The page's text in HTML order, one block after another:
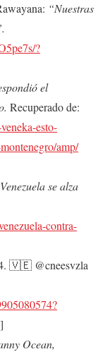
“Nuestras
?
el
Recuperado de:
esto-
amp/
se alza
contra-
🇻🇪 @cneesvzla
]
Ocean,